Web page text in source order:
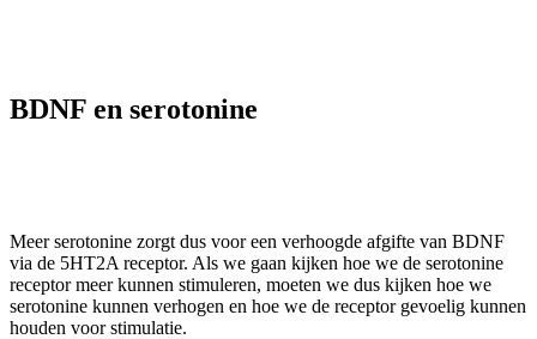
BDNF en serotonine
Meer serotonine zorgt dus voor een verhoogde afgifte van BDNF
via de 5HT2A receptor. Als we gaan kijken hoe we de serotonine
receptor meer kunnen stimuleren, moeten we dus kijken hoe we
serotonine kunnen verhogen en hoe we de receptor gevoelig kunnen
houden voor stimulatie.